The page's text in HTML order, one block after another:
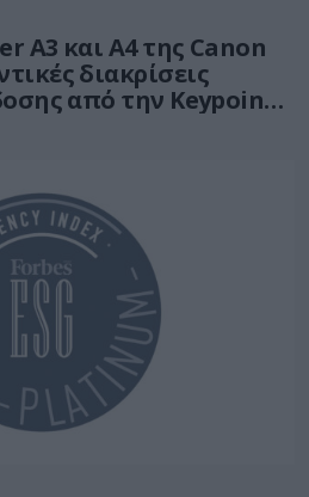
A3 και A4 της Canon
διακρίσεις
από την Keypoint